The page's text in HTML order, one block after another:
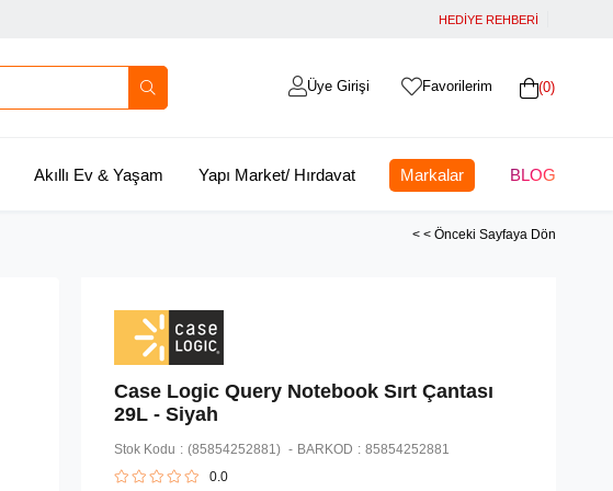
HEDİYE REHBERİ
0
Favorilerim
Üye Girişi
Akıllı Ev & Yaşam Yapı Market/ Hırdavat Markalar BLOG
< < Önceki Sayfaya Dön
Case Logic Query Notebook Sırt Çantası
29L - Siyah
Stok Kodu (85854252881) BARKOD : 85854252881
0.0